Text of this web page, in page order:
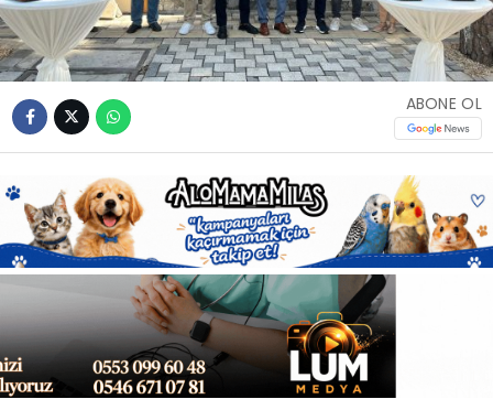
Instagram
Youtube
ABONE OL